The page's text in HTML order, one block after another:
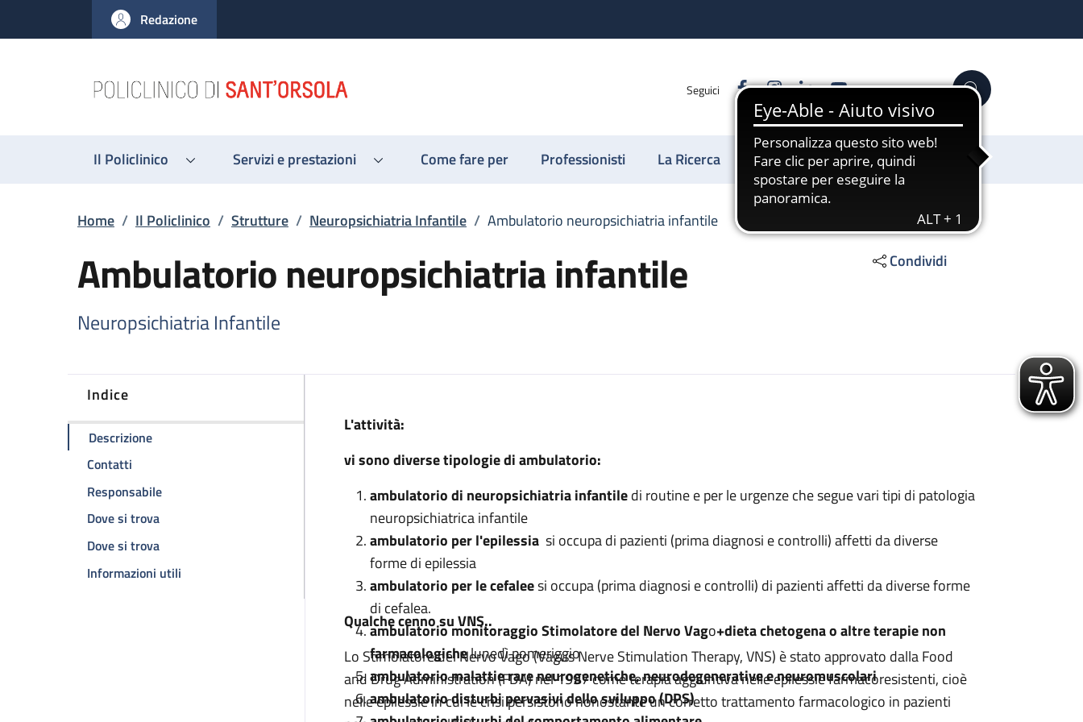
al contenuto principale
to footer content
Redazione
Seguici FacebookInstagram
LinkedinYouTube Cerca
Il Policlinico Servizi e prestazioni Come fare per Professionisti La Ricerca Sostienici
Briciole di pane
Home / Il Policlinico / Strutture / Neuropsichiatria Infantile / Ambulatorio neuropsichiatria infantile
Ambulatorio neuropsichiatria infantile
Neuropsichiatria Infantile
Condividi
Indice
Descrizionedella pagina Ambulatorio neuropsichiatria infantile
Contatti della pagina Ambulatorio neuropsichiatria infantile
Responsabiledella pagina Ambulatorio neuropsichiatria infantile
Dove si trovadella pagina Ambulatorio neuropsichiatria infantile
Dove si trovadella pagina Ambulatorio neuropsichiatria infantile
Informazioni utili della pagina Ambulatorio neuropsichiatria infantile
Descrizione
L'attività:
vi sono diverse tipologie di ambulatorio:
ambulatorio di neuropsichiatria infantiledi routine e per le urgenze che segue vari tipi di patologia
neuropsichiatrica infantile
ambulatorio per l'epilessia si occupa di pazienti (prima diagnosi e controlli) affetti da diverse
forme di epilessia
ambulatorio per le cefaleesi occupa (prima diagnosi e controlli) di pazienti affetti da diverse forme
di cefalea.
ambulatorio monitoraggio Stimolatore del Nervo Vago+dieta chetogena o altre terapie non
farmacologichelunedì pomeriggio
ambulatorio malattie rare neurogenetiche, neurodegenerative e neuromuscolari
ambulatorio disturbi pervasivi dello sviluppo (DPS)
Qualche cenno su VNS..
Lo Stimolatore del Nervo Vago (Vagus Nerve Stimulation Therapy, VNS) è stato approvato dalla Food
and Drug Administration (FDA) nel 1997 come terapia aggiuntiva nelle epilessie farmacoresistenti, cioè
nelle epilessie in cui le crisi persistono nonostante un corretto trattamento farmacologico in pazienti